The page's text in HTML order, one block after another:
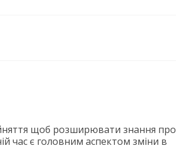
щоб розширювати знання про
час є головним аспектом зміни в